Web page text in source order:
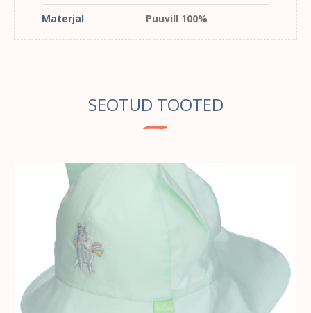
Materjal Puuvill 100%
SEOTUD TOOTED